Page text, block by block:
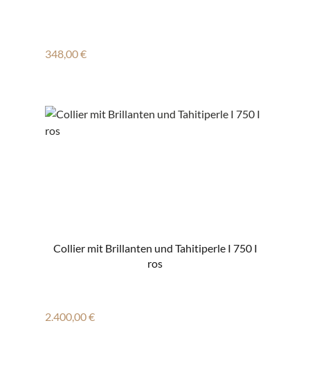
Regulärer Preis:
348,00 €
Collier mit Brillanten und Tahitiperle I 750 I
ros
Regulärer Preis:
2.400,00 €